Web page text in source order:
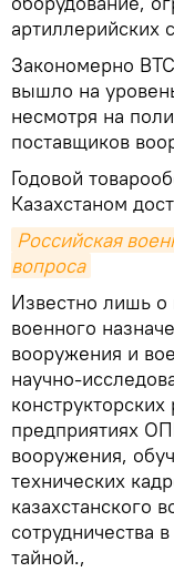
артиллерийских
Закономерно
вышло на
несмотря на
поставщиков
Годовой
Казахстаном
Российская
вопроса
Известно лишь о
военного
вооружения и
научно-
предприятиях
вооружения,
технических
казахстанского
сотрудничества
тайной.,